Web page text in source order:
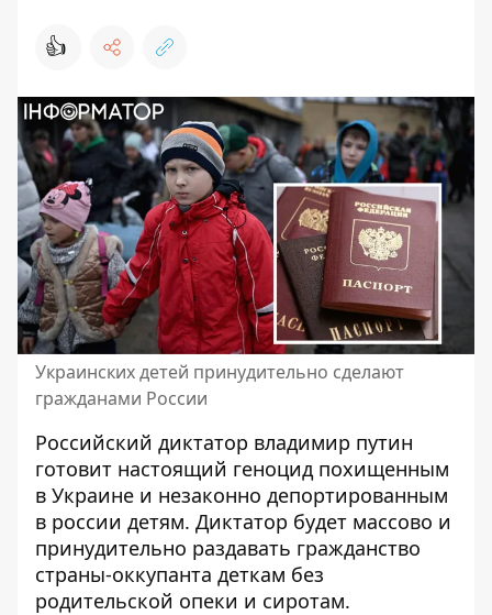
👍
Украинских детей принудительно сделают
гражданами России
Российский диктатор владимир путин
готовит настоящий геноцид похищенным
в Украине и незаконно депортированным
в россии детям. Диктатор будет массово и
принудительно раздавать гражданство
страны-оккупанта деткам без
родительской опеки и сиротам.